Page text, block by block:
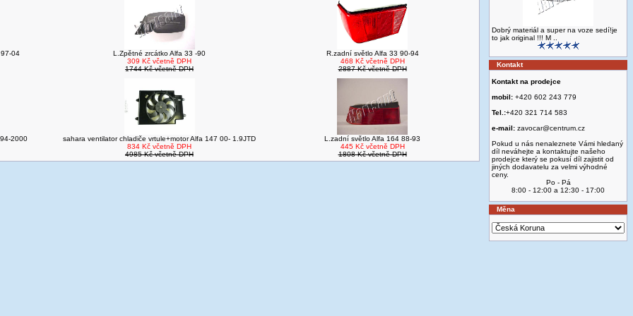
04
L.Zpětné zrcátko Alfa 33 -90
309 Kč včetně DPH
1744 Kč včetně DPH
R.zadní světlo Alfa 33 90-94
468 Kč včetně DPH
2887 Kč včetně DPH
2000
sahara ventilator chladiče vrtule+motor Alfa 147 00- 1.9JTD
834 Kč včetně DPH
4985 Kč včetně DPH
L.zadní světlo Alfa 164 88-93
445 Kč včetně DPH
1808 Kč včetně DPH
Dobrý materiál a super na voze sedí!je
to jak original !!! M ..
Kontakt
Kontakt na prodejce
mobil: +420 602 243 779
Tel.:+420 321 714 583
e-mail: zavocar@centrum.cz
Pokud u nás nenaleznete Vámi hledaný
díl neváhejte a kontaktujte našeho
prodejce který se pokusí díl zajistit od
jiných dodavatelu za velmi výhodné
ceny.
Po - Pá
8:00 - 12:00 a 12:30 - 17:00
Měna